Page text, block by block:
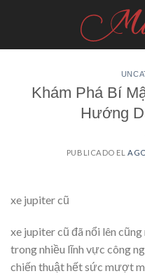
Khám Phá Bí
Hướng
PUBLICADO EL
xe jupiter cũ
xe jupiter cũ đã nổi lên
trong nhiều lĩnh vực công
chiến thuật hết sức mượt